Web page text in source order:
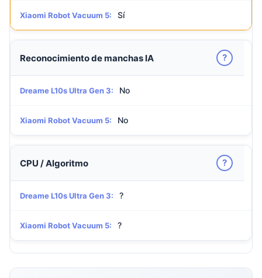
Xiaomi Robot Vacuum 5: Sí
Reconocimiento de manchas IA ?
Dreame L10s Ultra Gen 3: No
Xiaomi Robot Vacuum 5: No
CPU / Algoritmo ?
Dreame L10s Ultra Gen 3: ?
Xiaomi Robot Vacuum 5: ?